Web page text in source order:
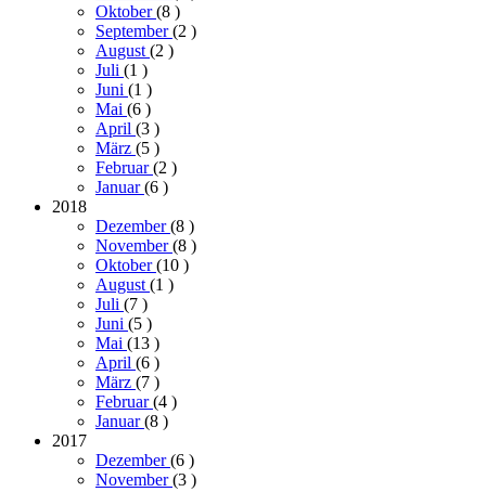
Oktober(8 )
September(2 )
August (2 )
Juli (1 )
Juni (1 )
Mai (6 )
April (3 )
März (5 )
Februar(2 )
Januar(6 )
2018
Dezember(8 )
November(8 )
Oktober(10 )
August (1 )
Juli (7 )
Juni (5 )
Mai (13 )
April (6 )
März (7 )
Februar(4 )
Januar(8 )
2017
Dezember(6 )
November(3 )